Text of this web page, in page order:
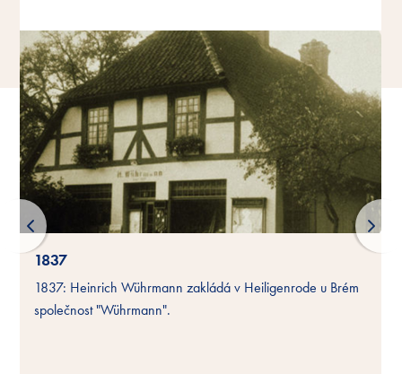
1837
1837: Heinrich Wührmann zakládá v Heiligenrode u Brém
společnost "Wührmann".